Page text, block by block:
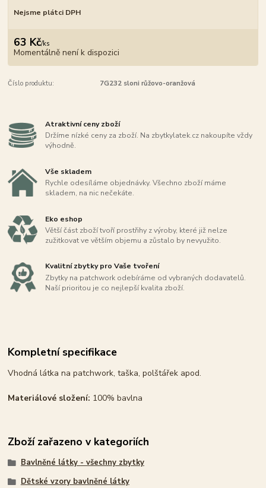
Nejsme plátci DPH
63 Kč/ks
Momentálně není k dispozici
Číslo produktu: 7G232 sloni růžovo-oranžová
Atraktivní ceny zboží
Držíme nízké ceny za zboží. Na zbytkylatek.cz nakoupíte vždy
výhodně.
Vše skladem
Rychle odesíláme objednávky. Všechno zboží máme
skladem, na nic nečekáte.
Eko eshop
Větší část zboží tvoří prostřihy z výroby, které již nelze
zužitkovat ve větším objemu a zůstalo by nevyužito.
Kvalitní zbytky pro Vaše tvoření
Zbytky na patchwork odebíráme od vybraných dodavatelů.
Naší prioritou je co nejlepší kvalita zboží.
Kompletní specifikace
Vhodná látka na patchwork, taška, polštářek apod.
Materiálové složení: 100% bavlna
Zboží zařazeno v kategoriích
Bavlněné látky - všechny zbytky
Dětské vzory bavlněné látky